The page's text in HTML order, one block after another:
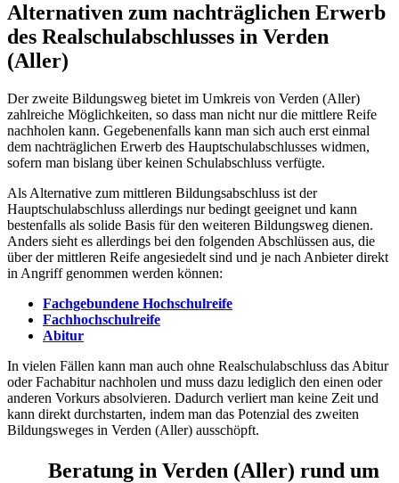
Alternativen zum nachträglichen Erwerb
des Realschulabschlusses in Verden
(Aller)
Der zweite Bildungsweg bietet im Umkreis von Verden (Aller)
zahlreiche Möglichkeiten, so dass man nicht nur die mittlere Reife
nachholen kann. Gegebenenfalls kann man sich auch erst einmal
dem nachträglichen Erwerb des Hauptschulabschlusses widmen,
sofern man bislang über keinen Schulabschluss verfügte.
Als Alternative zum mittleren Bildungsabschluss ist der
Hauptschulabschluss allerdings nur bedingt geeignet und kann
bestenfalls als solide Basis für den weiteren Bildungsweg dienen.
Anders sieht es allerdings bei den folgenden Abschlüssen aus, die
über der mittleren Reife angesiedelt sind und je nach Anbieter direkt
in Angriff genommen werden können:
Fachgebundene Hochschulreife
Fachhochschulreife
Abitur
In vielen Fällen kann man auch ohne Realschulabschluss das Abitur
oder Fachabitur nachholen und muss dazu lediglich den einen oder
anderen Vorkurs absolvieren. Dadurch verliert man keine Zeit und
kann direkt durchstarten, indem man das Potenzial des zweiten
Bildungsweges in Verden (Aller) ausschöpft.
Beratung in Verden (Aller) rund um